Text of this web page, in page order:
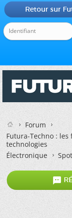
Retour sur
Forum
Futura-Techno :
technologies
Électronique
